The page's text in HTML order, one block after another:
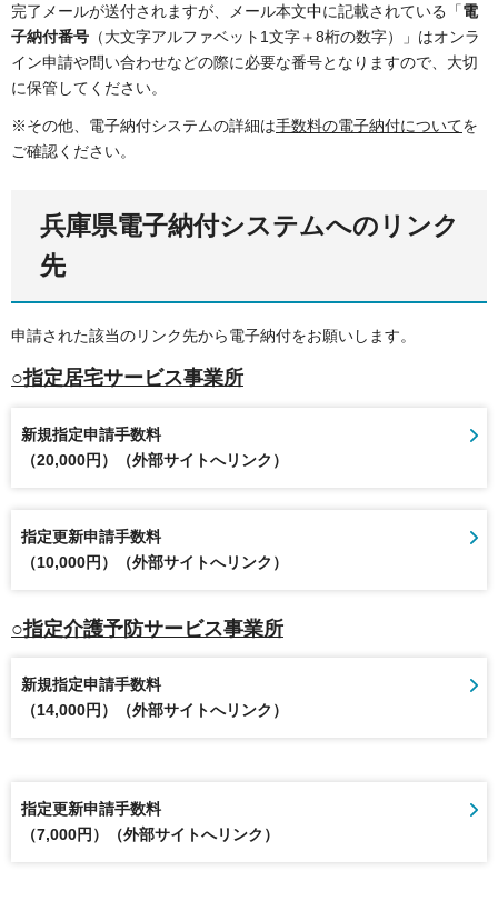
完了メールが送付されますが、メール本文中に記載されている「電
子納付番号 （大文字アルファベット1文字＋8桁の数字）」はオンラ
イン申請や問い合わせなどの際に必要な番号となりますので、大切
に保管してください。
※その他、電子納付システムの詳細は手数料の電子納付についてを
ご確認ください。
兵庫県電子納付システムへのリンク
先
申請された該当のリンク先から電子納付をお願いします。
○指定居宅サービス事業所
新規指定申請手数料
（20,000円）（外部サイトへリンク）
指定更新申請手数料
（10,000円）（外部サイトへリンク）
○指定介護予防サービス事業所
新規指定申請手数料
（14,000円）（外部サイトへリンク）
指定更新申請手数料
（7,000円）（外部サイトへリンク）